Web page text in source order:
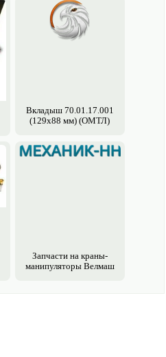
Вкладыш 70.01.17.001
(129х88 мм) (ОМТЛ)
Запчасти на краны-
манипуляторы Велмаш